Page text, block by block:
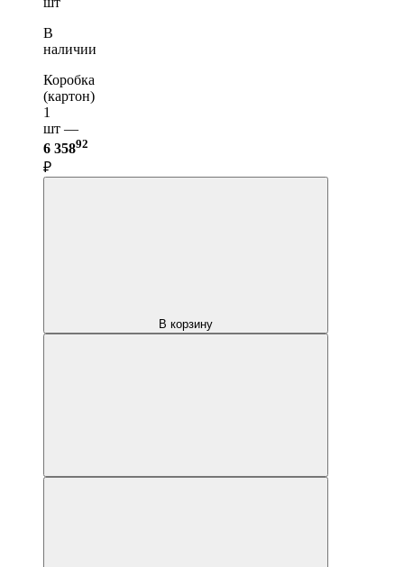
В
наличии
Коробка
(картон)
1
шт —
6 35892
₽
В корзину